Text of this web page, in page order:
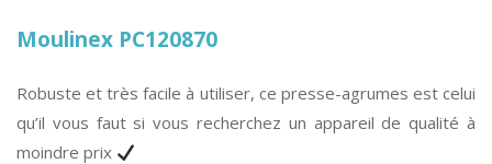
Moulinex PC120870
Robuste et très facile à utiliser, ce presse-agrumes est celui
qu’il vous faut si vous recherchez un appareil de qualité à
moindre prix